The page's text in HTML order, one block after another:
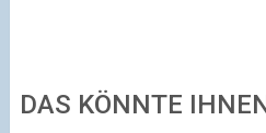
DAS KÖNNTE